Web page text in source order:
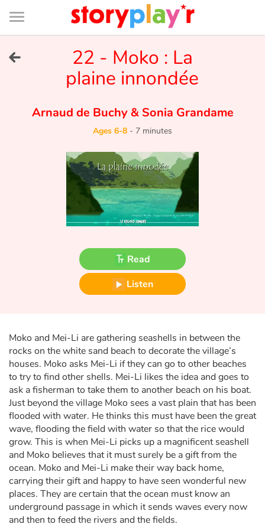
Connexion
Bibliothèque
de
page
Try for free
Fable, myth, literature and poetry
Heroines and Heroes
Ecology, nature, seasons
The animals
Travel, epic, investigation, adventure
Around the world
Learning
22 - Moko : La
plaine innondée
Arnaud de Buchy&Sonia Grandame
Ages 6-8 - 7 minutes
Read
Listen
Moko and Mei-Li are gathering seashells in between the
rocks on the white sand beach to decorate the village’s
houses. Moko asks Mei-Li if they can go to other beaches
to try to find other shells. Mei-Li likes the idea and goes to
ask a fisherman to take them to another beach on his boat.
Just beyond the village Moko sees a vast plain that has been
flooded with water. He thinks this must have been the great
wave, flooding the field with water so that the rice would
grow. This is when Mei-Li picks up a magnificent seashell
and Moko believes that it must surely be a gift from the
ocean. Moko and Mei-Li make their way back home,
carrying their gift and happy to have seen wonderful new
places. They are certain that the ocean must know an
underground passage in which it sends waves every now
and then to feed the rivers and the fields.